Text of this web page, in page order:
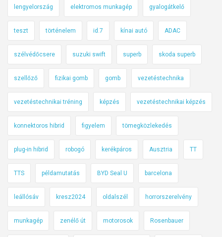
lengyelország elektromos munkagép gyalogátkelő
teszt történelem id.7 kínai autó ADAC
szélvédőcsere suzuki swift superb skoda superb
szellőző fizikai gomb gomb vezetéstechnika
vezetéstechnikai tréning képzés vezetéstechnikai képzés
konnektoros hibrid figyelem tömegközlekedés
plug-in hibrid robogó kerékpáros Ausztria TT
TTS példamutatás BYD Seal U barcelona
leállósáv kresz2024 oldalszél horrorszerelvény
munkagép zenélő út motorosok Rosenbauer